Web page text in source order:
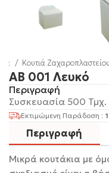
Κουτιά Ζαχαροπλαστείου
AΒ 001 Λευκό
Περιγραφή
Συσκευασία 500 Τμχ.
Εκτιμώμενη Παράδοση :
Περιγραφή
Μικρά κουτάκια με